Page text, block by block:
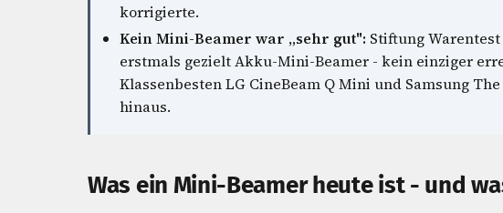
korrigierte.
Kein Mini-Beamer war „sehr gut": Stiftung Warentest
erstmals gezielt Akku-Mini-Beamer - kein einziger
Klassenbesten LG CineBeam Q Mini und Samsung
hinaus.
Was ein Mini-Beamer heute ist - und